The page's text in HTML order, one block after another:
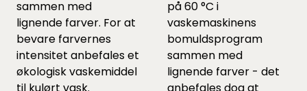
sammen med
lignende farver. For at
bevare farvernes
intensitet anbefales et
økologisk vaskemiddel
til kulørt vask.
på 60 °C i
vaskemaskinens
bomuldsprogram
sammen med
lignende farver - det
anbefales dog at